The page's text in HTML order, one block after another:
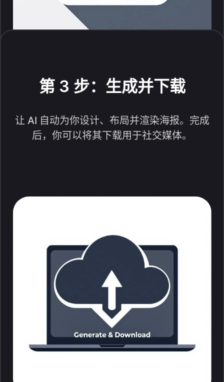
第 3 步：生成并下载
让 AI 自动为你设计、布局并渲染海报。完成
后，你可以将其下载用于社交媒体。